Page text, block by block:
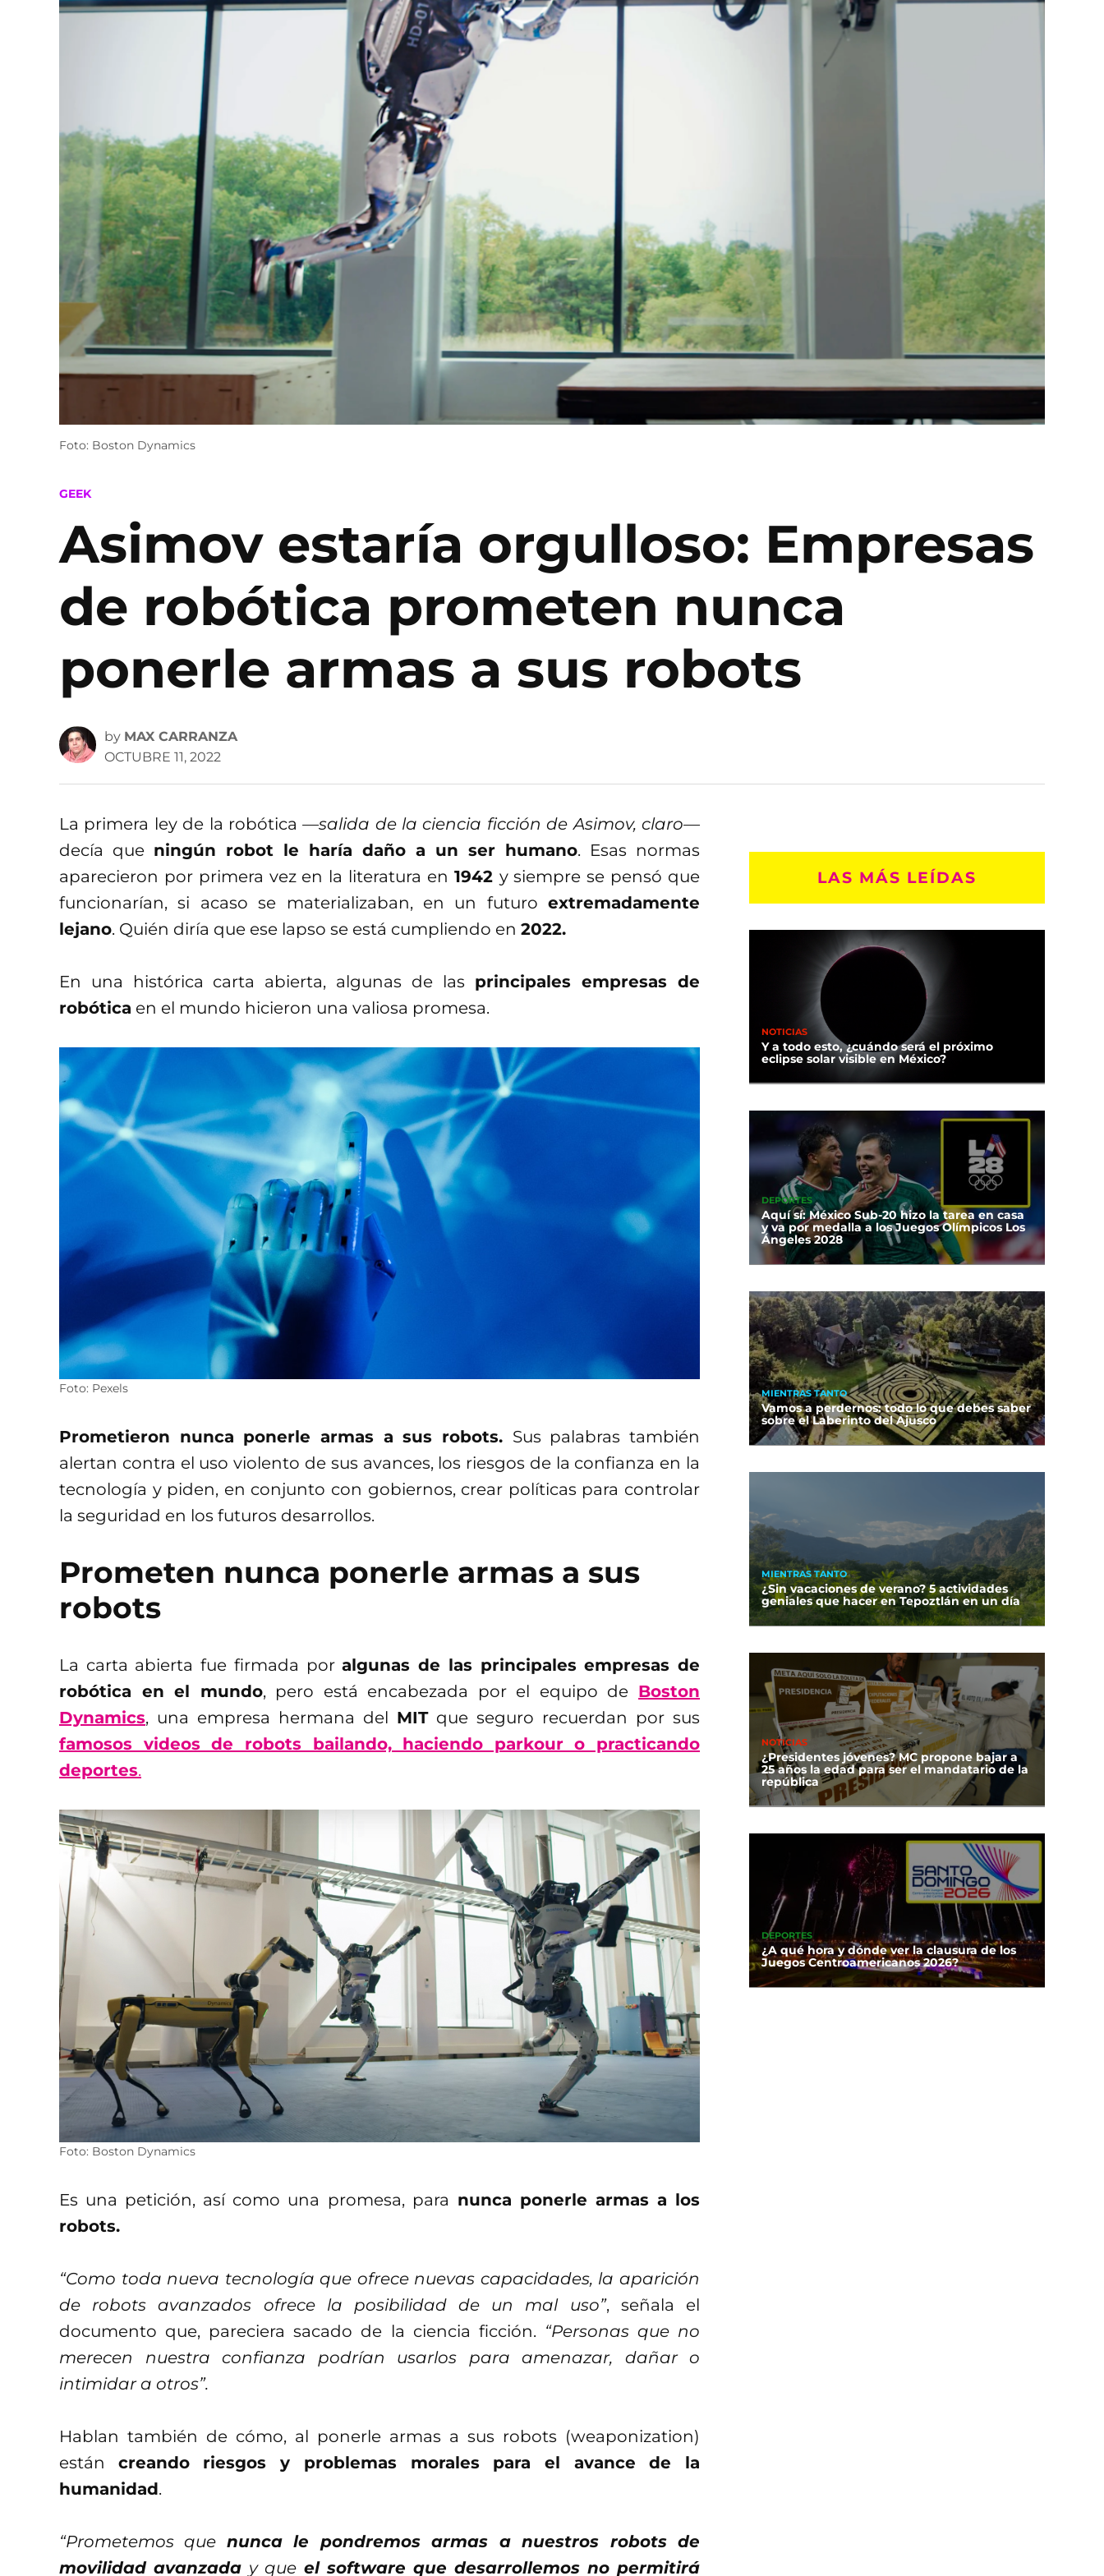
Foto: Boston Dynamics
POSTED
GEEK
Asimov estaría orgulloso: Empresas
de robótica prometen nunca
ponerle armas a sus robots
by MAX CARRANZA
OCTUBRE 11, 2022
La primera ley de la robótica—salida de la ciencia ficción de Asimov, claro—
decía que ningún robot le haría daño a un ser humano. Esas normas
aparecieron por primera vez en la literatura en 1942 y siempre se pensó que
funcionarían, si acaso se materializaban, en un futuro extremadamente
lejano. Quién diría que ese lapso se está cumpliendo en 2022.
En una histórica carta abierta, algunas de las principales empresas de
robótica en el mundo hicieron una valiosa promesa.
Foto: Pexels
Prometieron nunca ponerle armas a sus robots. Sus palabras también
alertan contra el uso violento de sus avances, los riesgos de la confianza en la
tecnología y piden, en conjunto con gobiernos, crear políticas para controlar
la seguridad en los futuros desarrollos.
Prometen nunca ponerle armas a sus
robots
La carta abierta fue firmada poralgunas de las principales empresas de
robótica en el mundo, pero está encabezada por el equipo de Boston
Dynamics, una empresa hermana del MITque seguro recuerdan por sus
famosos videos de robots bailando, haciendo parkour o practicando
deportes.
Foto: Boston Dynamics
Es una petición, así como una promesa, para nunca ponerle armas a los
robots.
“Como toda nueva tecnología que ofrece nuevas capacidades, la aparición
de robots avanzados ofrece la posibilidad de un mal uso”, señala el
documento que, pareciera sacado de la ciencia ficción. “Personas que no
merecen nuestra confianza podrían usarlos para amenazar, dañar o
intimidar a otros”.
Hablan también de cómo, al ponerle armas a sus robots (weaponization)
están creando riesgos y problemas morales para el avance de la
humanidad.
“Prometemos que nunca le pondremos armas a nuestros robots de
movilidad avanzada y que el software que desarrollemos no permitirá
LAS MÁS LEÍDAS
NOTICIAS
Y a todo esto, ¿cuándo será el próximo
eclipse solar visible en México?
DEPORTES
Aquí sí: México Sub-20 hizo la tarea en casa
y va por medalla a los Juegos Olímpicos Los
Ángeles 2028
MIENTRAS TANTO
Vamos a perdernos: todo lo que debes saber
sobre el Laberinto del Ajusco
MIENTRAS TANTO
¿Sin vacaciones de verano? 5 actividades
geniales que hacer en Tepoztlán en un día
NOTICIAS
¿Presidentes jóvenes? MC propone bajar a
25 años la edad para ser el mandatario de la
república
DEPORTES
¿A qué hora y dónde ver la clausura de los
Juegos Centroamericanos 2026?